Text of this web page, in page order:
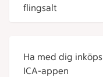
flingsalt
Ha med dig
ICA-appen